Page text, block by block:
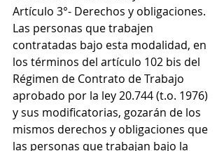
Artículo 3°- Derechos y obligaciones.
Las personas que trabajen
contratadas bajo esta modalidad, en
los términos del artículo 102 bis del
Régimen de Contrato de Trabajo
aprobado por la ley 20.744 (t.o. 1976)
y sus modificatorias, gozarán de los
mismos derechos y obligaciones que
las personas que trabajan bajo la